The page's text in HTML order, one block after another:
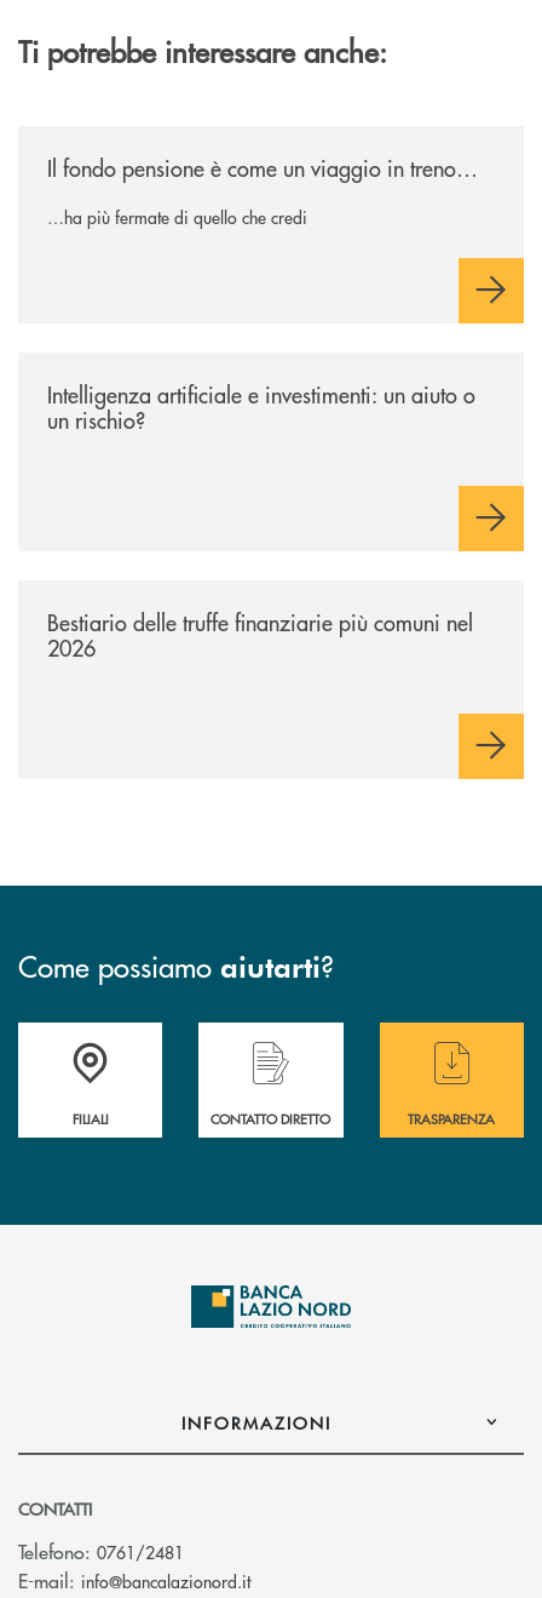
Ti potrebbe interessare anche:
Il fondo pensione è come un viaggio in treno…
…ha più fermate di quello che credi
Intelligenza artificiale e investimenti: un aiuto o
un rischio?
Bestiario delle truffe finanziarie più comuni nel
2026
Come possiamo aiutarti?
Trova la filiale più vicina a te
FILIALI
Hai bisogno di assistenza immediata ?
CONTATTO DIRETTO
Hai bisogno di
TRASPARENZA
INFORMAZIONI
CONTATTI
Telefono: 0761/2481
E-mail: info@bancalazionord.it(si apre l’app di posta elettronica)